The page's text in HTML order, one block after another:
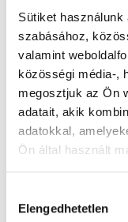
Sütiket
szabásához,
valamint
közösségi média-,
megosztjuk az Ön
adatait, akik
adatokkal,
Ön által használt
kiválasztása
Elengedhetetlen